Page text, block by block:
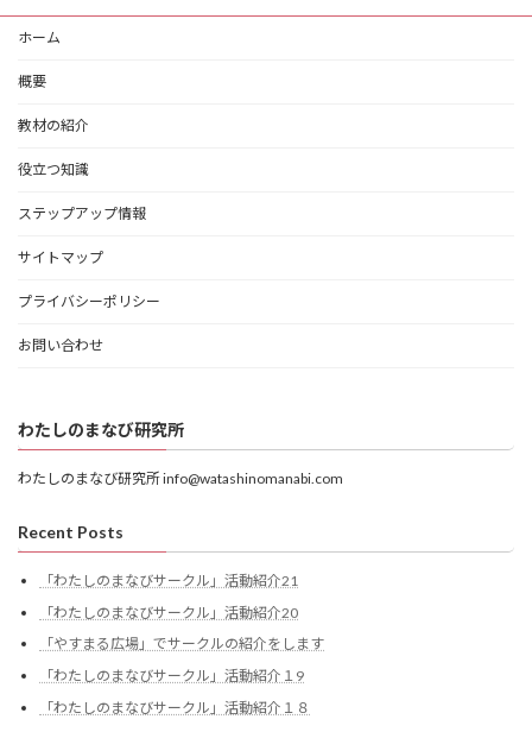
ホーム
概要
教材の紹介
役立つ知識
ステップアップ情報
サイトマップ
プライバシーポリシー
お問い合わせ
わたしのまなび研究所
わたしのまなび研究所 info@watashinomanabi.com
Recent Posts
「わたしのまなびサークル」活動紹介21
「わたしのまなびサークル」活動紹介20
「やすまる広場」でサークルの紹介をします
「わたしのまなびサークル」活動紹介１9
「わたしのまなびサークル」活動紹介１８